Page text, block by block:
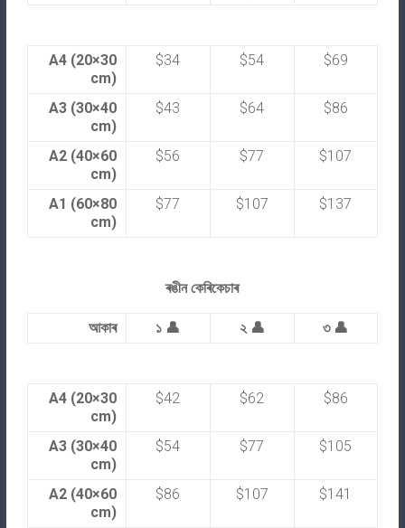
A4 (20×30
cm)
$34 $54 $69
A3 (30×40
cm)
$43 $64 $86
A2 (40×60
cm)
$56 $77 $107
A1 (60×80
cm)
$77 $107 $137
ৰঙীন কেৰিকেচাৰ
আকাৰ ১ 👤 ২ 👤 ৩ 👤
A4 (20×30
cm)
$42 $62 $86
A3 (30×40
cm)
$54 $77 $105
A2 (40×60
cm)
$86 $107 $141